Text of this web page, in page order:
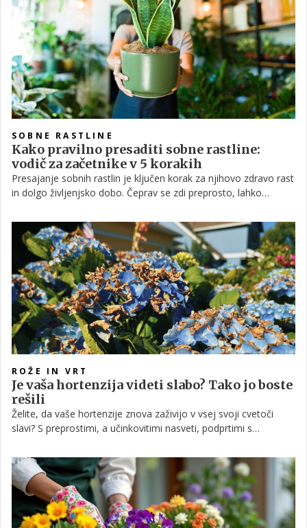
SOBNE RASTLINE
Kako pravilno presaditi sobne rastline:
vodič za začetnike v 5 korakih
Presajanje sobnih rastlin je ključen korak za njihovo zdravo rast
in dolgo življenjsko dobo. Čeprav se zdi preprosto, lahko
ROŽE IN VRT
Je vaša hortenzija videti slabo? Tako jo boste
rešili
Želite, da vaše hortenzije znova zaživijo v vsej svoji cvetoči
slavi? S preprostimi, a učinkovitimi nasveti, podprtimi s
Odkrijte skrivnosti pravilne nege in si ustvarite čudovit vrt, poln
bujnih hortenzij, ki bo razveseljeval vsak dan!